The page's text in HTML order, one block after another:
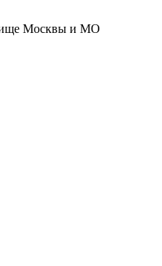
Москвы и МО